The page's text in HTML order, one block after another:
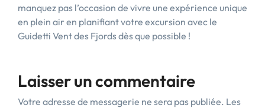
manquez pas l’occasion de vivre une expérience unique
en plein air en planifiant votre excursion avec le
Guidetti Vent des Fjords dès que possible !
Laisser un commentaire
Votre adresse de messagerie ne sera pas publiée. Les